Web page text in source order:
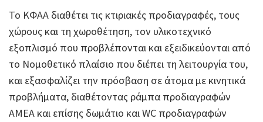
Το ΚΦΑΑ διαθέτει τις κτιριακές προδιαγραφές, τους
χώρους και τη χωροθέτηση, τον υλικοτεχνικό
εξοπλισμό που προβλέπονται και εξειδικεύονται από
το Νομοθετικό πλαίσιο που διέπει τη λειτουργία του,
και εξασφαλίζει την πρόσβαση σε άτομα με κινητικά
προβλήματα, διαθέτοντας ράμπα προδιαγραφών
ΑΜΕΑ και επίσης δωμάτιο και WC προδιαγραφών